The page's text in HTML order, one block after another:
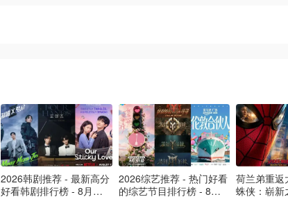
2026韩剧推荐 - 最新高分
好看韩剧排行榜 - 8月最
2026综艺推荐 - 热门好看
的综艺节目排行榜 - 8月
荷兰弟重返
蛛侠：崭